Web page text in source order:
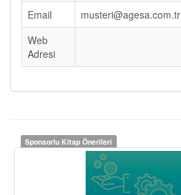
Email
musteri@agesa.com.tr
Web
Adresi
Sponsorlu Kitap Önerileri